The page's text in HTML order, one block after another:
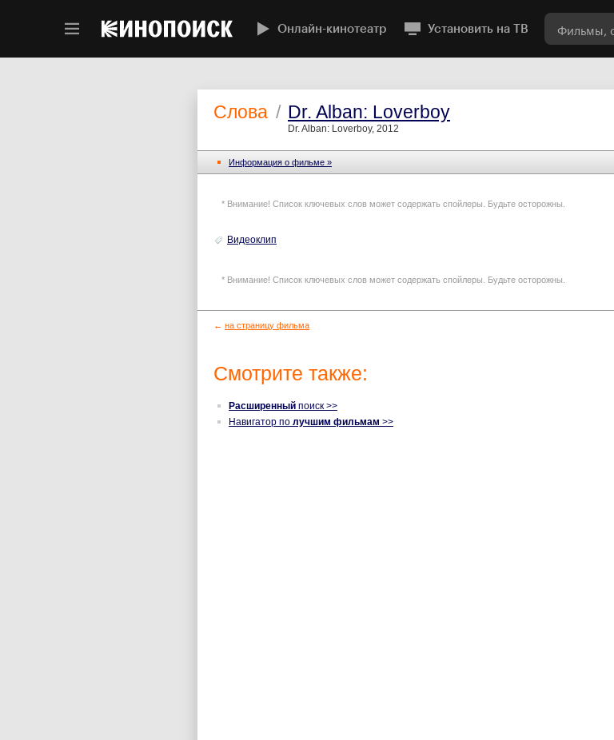
Онлайн-кинотеатр Установить на ТВ
Слова / Dr. Alban: Loverboy
Dr. Alban: Loverboy, 2012
Информация o фильме »
* Внимание! Список ключевых слов может содержать спойлеры. Будьте осторожны.
Видеоклип
* Внимание! Список ключевых слов может содержать спойлеры. Будьте осторожны.
← на страницу фильма
Смотрите также:
Расширенный поиск >>
Навигатор по лучшим фильмам >>